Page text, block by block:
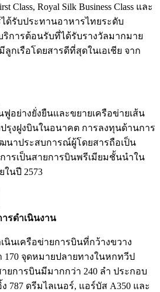
Class, Royal Silk Business Class และ
ได้รับประทานอาหารไทยระดับ
การต้อนรับที่ได้รับรางวัลมากมาย
กเรือโดยสารดีที่สุดในเอเชีย จาก
อย่างยั่งยืนและขยายเครือข่ายเส้น
รุงฝูงบินในอนาคต การลงทุนด้านการ
นาประสบการณ์ผู้โดยสารถือเป็น
ารเป็นสายการบินพรีเมียมชั้นนำใน
นปี 2573
รดำเนินงาน
นินเครือข่ายการบินที่กว้างขวาง
จุดหมายปลายทางในหกทวีป
ยการบินมีมากกว่า 240 ลำ ประกอบ
787 ดรีมไลเนอร์, แอร์บัส A350 และ